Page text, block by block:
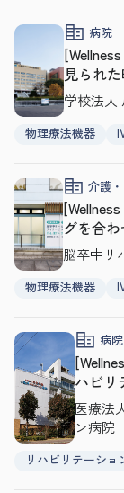
病院
見られ
応を！
学校法人
物理療法機器
介護
グを合
ないます
脳卒中リ
物理療法機器
病院
ハビリ
医療法
ン病院
リハビリテーショ